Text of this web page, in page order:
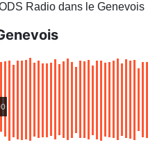
Radio dans le Genevois